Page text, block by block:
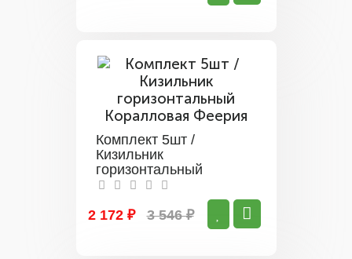
Комплект 5шт /
Кизильник
горизонтальный
Коралловая Феерия
2 172 ₽
3 546 ₽